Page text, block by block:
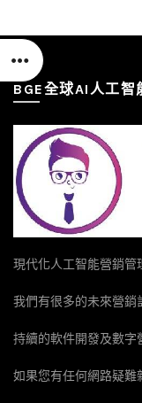
BGE全球AI人工智
現代化人工智能營銷管
我們有很多的未來營銷
持續的軟件開發及數字
如果您有任何網路疑難